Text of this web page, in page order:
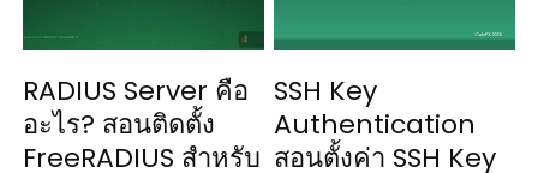
RADIUS Server คือ
อะไร? สอนติดตั้ง
FreeRADIUS สำหรับ
SSH Key
Authentication
สอนตั้งค่า SSH Key